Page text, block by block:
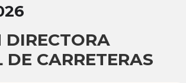
DIRECTORA
DE CARRETERAS